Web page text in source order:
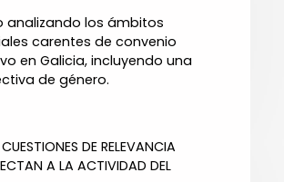
analizando los ámbitos
carentes de convenio
en Galicia, incluyendo una
de género.
DE RELEVANCIA
A LA ACTIVIDAD DEL